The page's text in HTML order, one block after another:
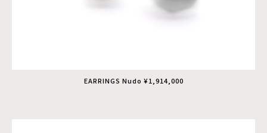
EARRINGS Nudo ¥1,914,000